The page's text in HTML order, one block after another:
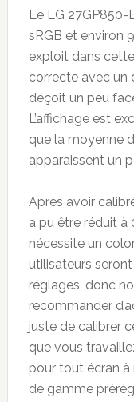
Le LG 27GP850-
sRGB et environ
exploit dans
correcte avec un
déçoit un peu
L’affichage est
que la moyenne
apparaissent un
Après avoir
a pu être réduit à
nécessite un
utilisateurs
réglages, donc
recommander
juste de calibrer
que vous
pour tout écran à
de gamme